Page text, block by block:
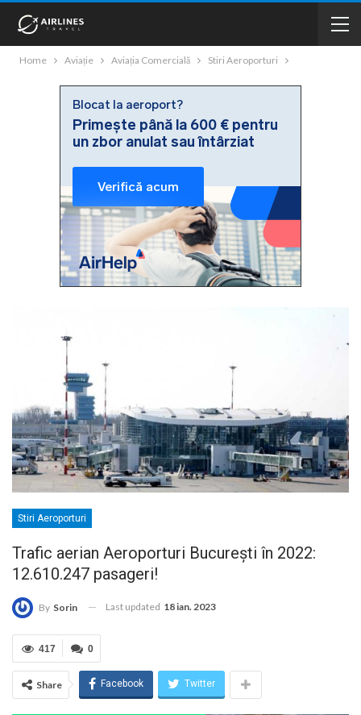
Home Aviație Aviația Comercială Stiri Aeroporturi
Stiri Aeroporturi
Trafic aerian Aeroporturi București în 2022:
12.610.247 pasageri!
By Sorin Last updated 18 ian. 2023
0
417
Share Facebook Twitter